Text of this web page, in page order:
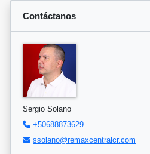
Contáctanos
Sergio Solano
+50688873629
ssolano@remaxcentralcr.com